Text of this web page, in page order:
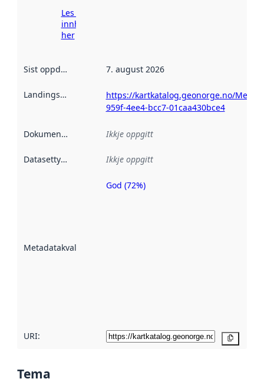
Les meir om
innhenting
her
Sist oppdatert 7. august 2026
Landingsside
https://kartkatalog.geonorge.no/
959f-4ee4-bcc7-01caa430bce4
Dokumentasjon Ikkje oppgitt
Datasettype Ikkje oppgitt
Metadatakvalitet
Metadatakvalitet
God (72%)
URI:
Tema